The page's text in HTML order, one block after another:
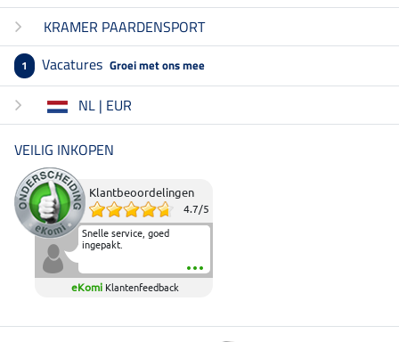
KRAMER PAARDENSPORT
1 Vacatures Groei met ons mee
NL | EUR
VEILIG INKOPEN
Klantbeoordelingen
4.7/5
Snelle service, goed
ingepakt.
eKomi Klantenfeedback